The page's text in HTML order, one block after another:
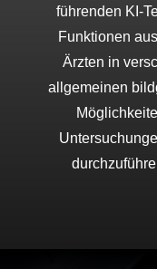
führenden KI-
Funktionen
Ärzten in
allgemeinen